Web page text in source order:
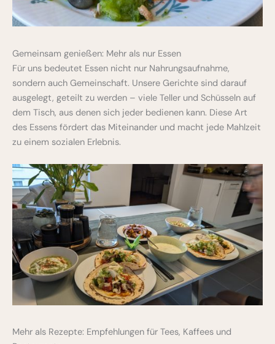
Gemeinsam genießen: Mehr als nur Essen
Für uns bedeutet Essen nicht nur Nahrungsaufnahme,
sondern auch Gemeinschaft. Unsere Gerichte sind darauf
ausgelegt, geteilt zu werden – viele Teller und Schüsseln auf
dem Tisch, aus denen sich jeder bedienen kann. Diese Art
des Essens fördert das Miteinander und macht jede Mahlzeit
zu einem sozialen Erlebnis.
Mehr als Rezepte: Empfehlungen für Tees, Kaffees und